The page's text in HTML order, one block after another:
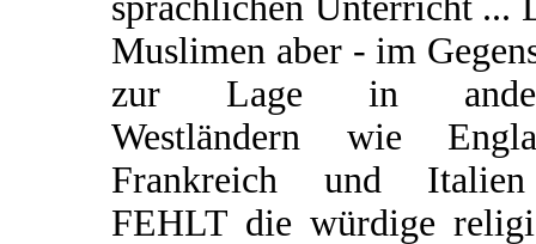
Muslimen aber - im
zur Lage in
Westländern wie
Frankreich und
FEHLT die würdige